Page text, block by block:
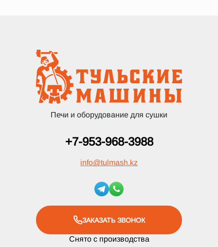
Печи и оборудование для сушки
+7-953-968-3988
info@tulmash.kz
ЗАКАЗАТЬ ЗВОНОК
Снято с производства